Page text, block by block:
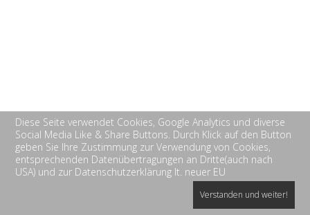
Diese Seite verwendet Cookies, Google Analytics und diverse
Social Media Like & Share Buttons. Durch Klick auf den Button
geben Sie Ihre Zustimmung zur Verwendung von Cookies,
entsprechenden Datenübertragungen an Dritte(auch nach
USA) und zur Datenschutzerklärung lt. neuer EU
Verstanden und weiter!